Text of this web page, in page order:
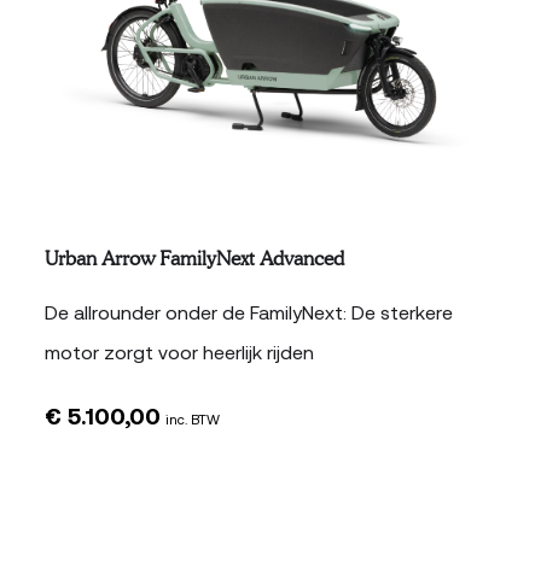
Urban Arrow FamilyNext Advanced
De allrounder onder de FamilyNext: De sterkere
motor zorgt voor heerlijk rijden
€ 5.100,00 inc. BTW